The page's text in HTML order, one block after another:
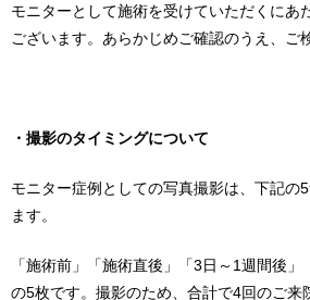
モニターとして施術を受けていただくにあ
ございます。あらかじめご確認のうえ、ご
・撮影のタイミングについて
モニター症例としての写真撮影は、下記の
ます。
「施術前」「施術直後」「3日～1週間後」
の5枚です。撮影のため、合計で4回のご来